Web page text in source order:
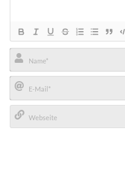
Name*
E-
Mail*